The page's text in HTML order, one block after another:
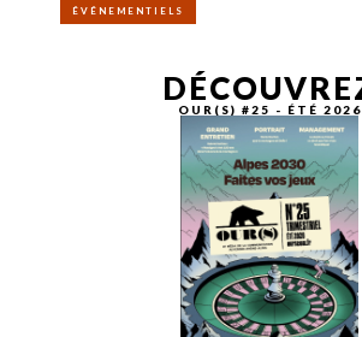
ÉVÉNEMENTIELS
OUR(S) #25 - ÉTÉ 2026